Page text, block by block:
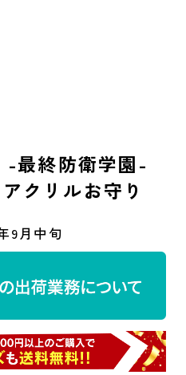
-最終防衛学園-
クリルお守り
9月中旬